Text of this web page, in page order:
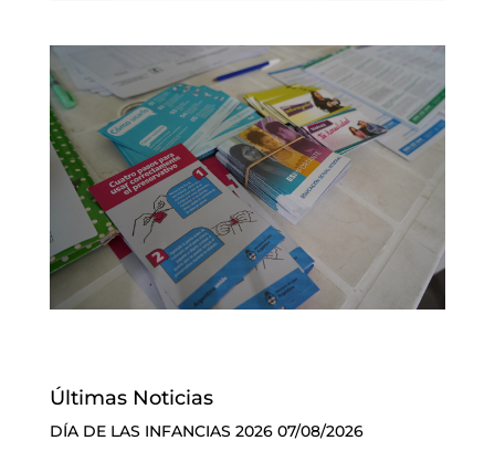
Últimas Noticias
DÍA DE LAS INFANCIAS 2026 07/08/2026